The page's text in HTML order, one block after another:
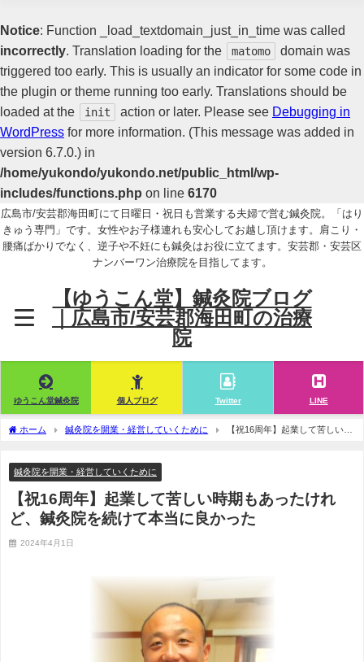
Notice: Function _load_textdomain_just_in_time was called
incorrectly . Translation loading for the matomo
domain was
triggered too early. This is usually an indicator for some code in
the plugin or theme running too early. Translations should be
loaded at the
init action or later. Please see Debugging in
WordPress for more information. (This message was added in
version 6.7.0.) in
/home/yukondo/yukondo.net/public_html/wp-
includes/functions.php on line 6170
広島市/安芸郡海田町にて日曜日・祝日も営業する夫婦で営む鍼灸院。「はり
きゅう専門」です。女性やお子様連れも安心してお越し頂けます。肩こり・
腰痛ばかりでなく、逆子や不妊にも鍼灸はお役に立てます。安芸郡・安芸区
ナンバーワン治療院を目指してます。
【ゆうこん堂】鍼灸院ブログ
｜広島市/安芸郡海田町の治療
院
ゆうこん堂鍼灸院 個人ブログ Twitter LINE
ホーム 鍼灸院を開業・経営していくために
【祝16周年】起業して苦しい時
鍼灸院を開業・経営していくために
【祝16周年】起業して苦しい時期もあったけれ
ど、鍼灸院を続けて本当に良かった
2024年4月1日